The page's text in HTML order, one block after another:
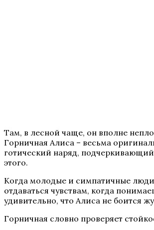
Там, в лесной чаще, он вполне
Горничная Алиса – весьма
готический наряд,
этого.
Когда молодые и симпатичные люди
отдаваться чувствам, когда
удивительно, что Алиса не боится
Горничная словно проверяет